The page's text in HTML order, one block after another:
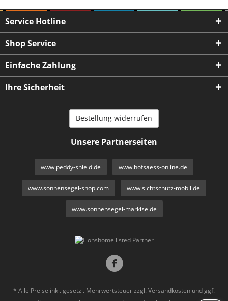
Service Hotline
Shop Service
Einfache Zahlung
Ihre Sicherheit
Bestellung widerrufen
Unsere Partnerseiten
www.peddy-shield.de www.hofsaess-online.de
www.sonnensegel-shop.com www.sichtschutz-mobil.de
www.sonnensegel-markise.de
* Alle Preise inkl. gesetzl. Mehrwertsteuer zzgl. Versandkosten und ggf.